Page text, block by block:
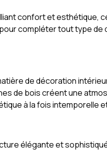
confort et esthétique,
compléter tout type de
de décoration
de bois créent une
à la fois intemporelle
élégante et